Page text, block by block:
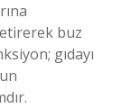
buz
gıdayı